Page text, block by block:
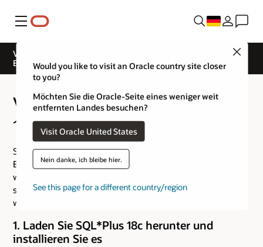
Menü
Would you like to visit an Oracle country site closer
to you?
Möchten Sie die Oracle-Seite eines weniger weit
entfernten Landes besuchen?
Visit Oracle United States
Nein danke, ich bleibe hier.
See this page for a different country/region
Verwenden von SQL*Plus mit Oracle Database Exadata
Express Cloud Service
Verbindung zu SQL*Plus
18c
SQL*Plus 18c kann sich mit Oracle Database Exadata
Express Cloud Service verbinden. Die Netzwerksicherheit
wird mithilfe eines von Oracle angelegten Wallets
sichergestellt, das vom Datenbankdienst heruntergeladen
werden kann.
1. Laden Sie SQL*Plus 18c herunter und
installieren Sie es